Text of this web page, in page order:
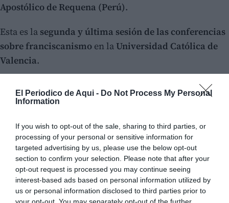
El Periodico de Aqui - Do Not Process My Personal
Information
If you wish to opt-out of the sale, sharing to third parties, or
processing of your personal or sensitive information for
targeted advertising by us, please use the below opt-out
section to confirm your selection. Please note that after your
opt-out request is processed you may continue seeing
interest-based ads based on personal information utilized by
us or personal information disclosed to third parties prior to
Apostólico de Requena (Perú).
Esta es la segunda y última sesión de las conferencias
sobre franciscanismo en laUniversidad Católica de
Valencia.